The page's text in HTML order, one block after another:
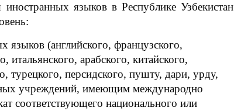
иностранных языков в Республике Узбекистан
языков (английского, французского,
итальянского, арабского, китайского,
турецкого, персидского, пушту, дари, урду,
учреждений, имеющим международно
соответствующего национального или